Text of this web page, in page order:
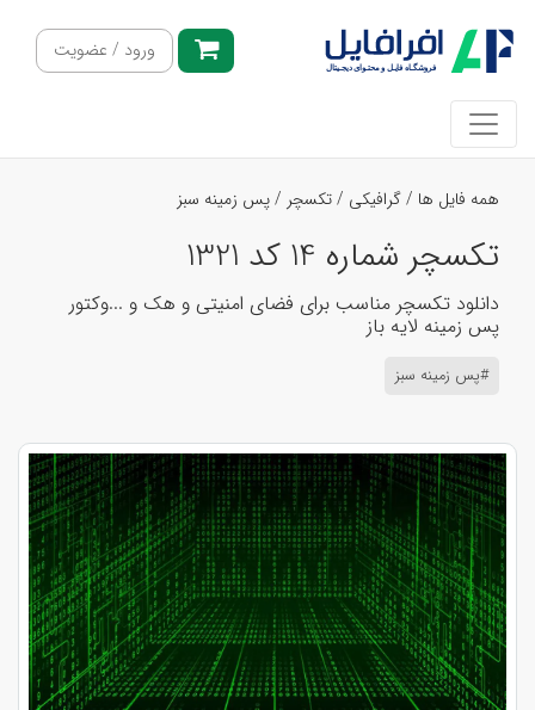
ورود / عضویت
همه فایل ها /گرافیکی /تکسچر /پس زمینه سبز
تکسچر شماره 14 کد 1321
دانلود تکسچر مناسب برای فضای امنیتی و هک و ...وکتور
پس زمینه لایه باز
#پس زمینه سبز